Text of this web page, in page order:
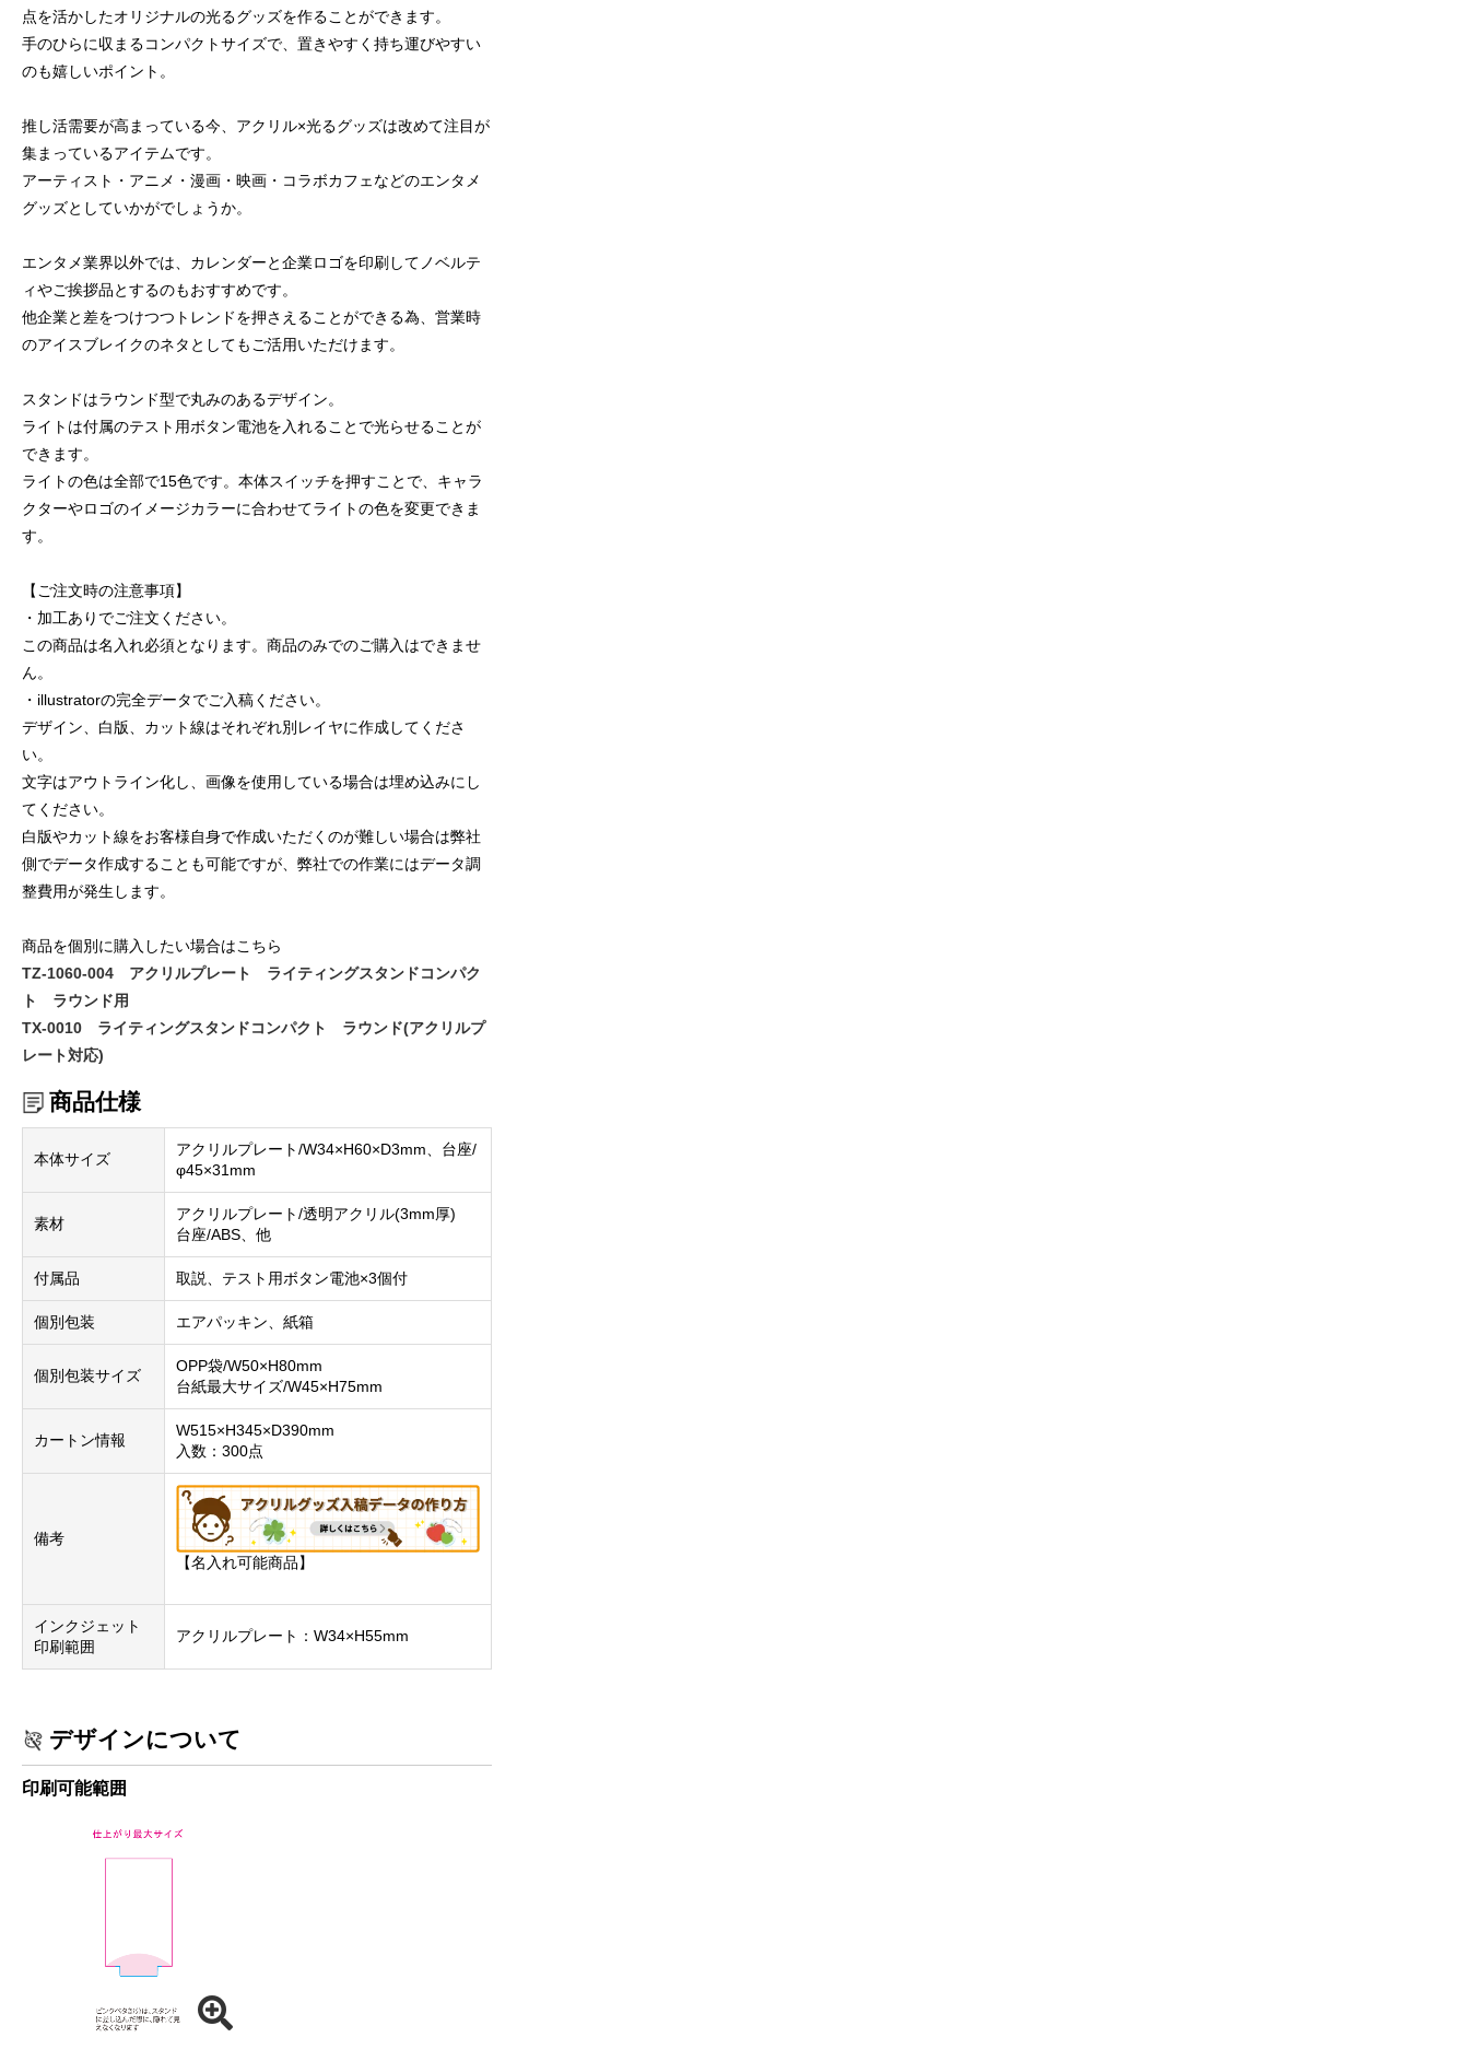
点を活かしたオリジナルの光るグッズを作ることができます。
手のひらに収まるコンパクトサイズで、置きやすく持ち運びやすい
のも嬉しいポイント。
推し活需要が高まっている今、アクリル×光るグッズは改めて注目が
集まっているアイテムです。
アーティスト・アニメ・漫画・映画・コラボカフェなどのエンタメ
グッズとしていかがでしょうか。
エンタメ業界以外では、カレンダーと企業ロゴを印刷してノベルテ
ィやご挨拶品とするのもおすすめです。
他企業と差をつけつつトレンドを押さえることができる為、営業時
のアイスブレイクのネタとしてもご活用いただけます。
スタンドはラウンド型で丸みのあるデザイン。
ライトは付属のテスト用ボタン電池を入れることで光らせることが
できます。
ライトの色は全部で15色です。本体スイッチを押すことで、キャラ
クターやロゴのイメージカラーに合わせてライトの色を変更できま
す。
【ご注文時の注意事項】
・加工ありでご注文ください。
この商品は名入れ必須となります。商品のみでのご購入はできませ
ん。
・illustratorの完全データでご入稿ください。
デザイン、白版、カット線はそれぞれ別レイヤに作成してくださ
い。
文字はアウトライン化し、画像を使用している場合は埋め込みにし
てください。
白版やカット線をお客様自身で作成いただくのが難しい場合は弊社
側でデータ作成することも可能ですが、弊社での作業にはデータ調
整費用が発生します。
商品を個別に購入したい場合はこちら
TZ-1060-004 アクリルプレート ライティングスタンドコンパク
ト ラウンド用
TX-0010 ライティングスタンドコンパクト ラウンド(アクリルプ
レート対応)
商品仕様
本体サイズ
アクリルプレート/W34×H60×D3mm、台座/
φ45×31mm
素材
アクリルプレート/透明アクリル(3mm厚)
台座/ABS、他
付属品 取説、テスト用ボタン電池×3個付
個別包装 エアパッキン、紙箱
個別包装サイズ
OPP袋/W50×H80mm
台紙最大サイズ/W45×H75mm
カートン情報
W515×H345×D390mm
入数：300点
備考
【名入れ可能商品】
インクジェット
印刷範囲
アクリルプレート：W34×H55mm
デザインについて
印刷可能範囲